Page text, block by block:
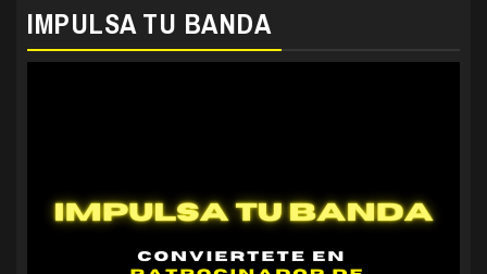
IMPULSA TU BANDA